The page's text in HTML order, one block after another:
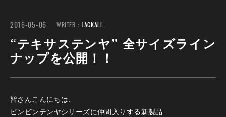
2016-05-06 WRITER：JACKALL
“テキサステンヤ” 全サイズライン
ナップを公開！！
皆さんこんにちは、
ビンビンテンヤシリーズに仲間入りする新製品